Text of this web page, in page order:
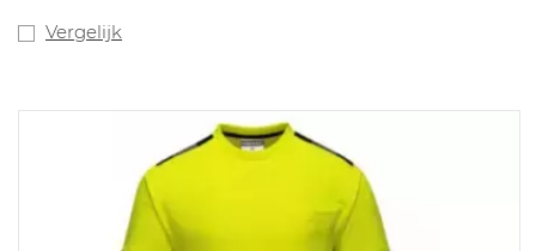
BioMass Balance Elastopan, dit verbetert de
Maten: 35-48.
Vergelijk